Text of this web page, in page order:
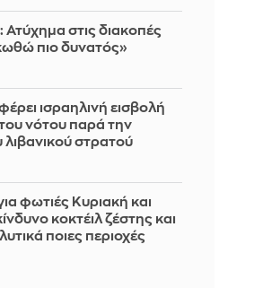
Ατύχημα στις διακοπές
πιο δυνατός»
ισραηλινή εισβολή
νότου παρά την
στρατού
φωτιές Κυριακή και
κοκτέιλ ζέστης και
ποιες περιοχές